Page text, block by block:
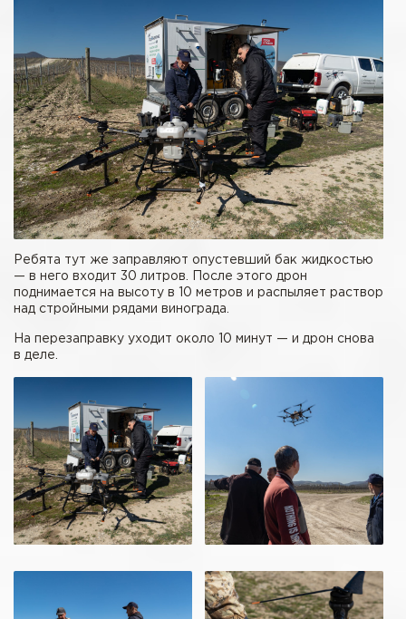
Ребята тут же заправляют опустевший бак жидкостью
— в него входит 30 литров. После этого дрон
поднимается на высоту в 10 метров и распыляет раствор
над стройными рядами винограда.
На перезаправку уходит около 10 минут — и дрон снова
в деле.